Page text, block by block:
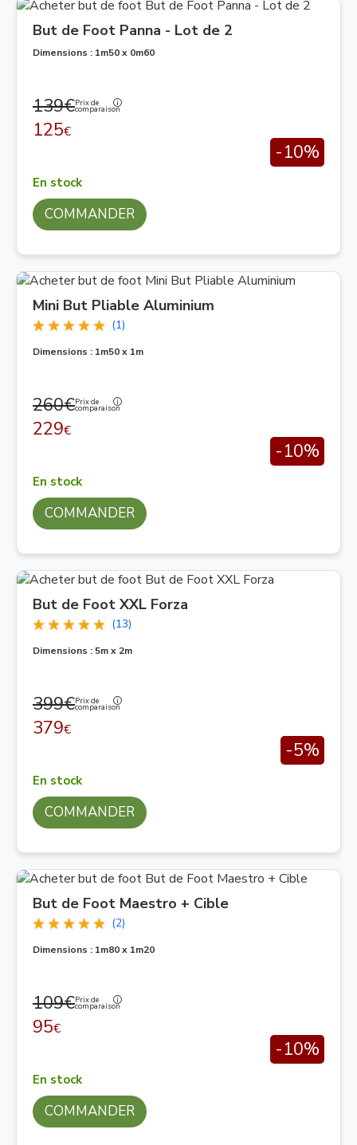
But de Foot Panna - Lot de 2
Dimensions : 1m50 x 0m60
139€Prix de
comparaison
125€
-10%
En stock
COMMANDER
Mini But Pliable Aluminium
(1)
Dimensions : 1m50 x 1m
260€Prix de
comparaison
229€
-10%
En stock
COMMANDER
But de Foot XXL Forza
(13)
Dimensions : 5m x 2m
399€Prix de
comparaison
379€
-5%
En stock
COMMANDER
But de Foot Maestro + Cible
(2)
Dimensions : 1m80 x 1m20
109€Prix de
comparaison
95€
-10%
En stock
COMMANDER